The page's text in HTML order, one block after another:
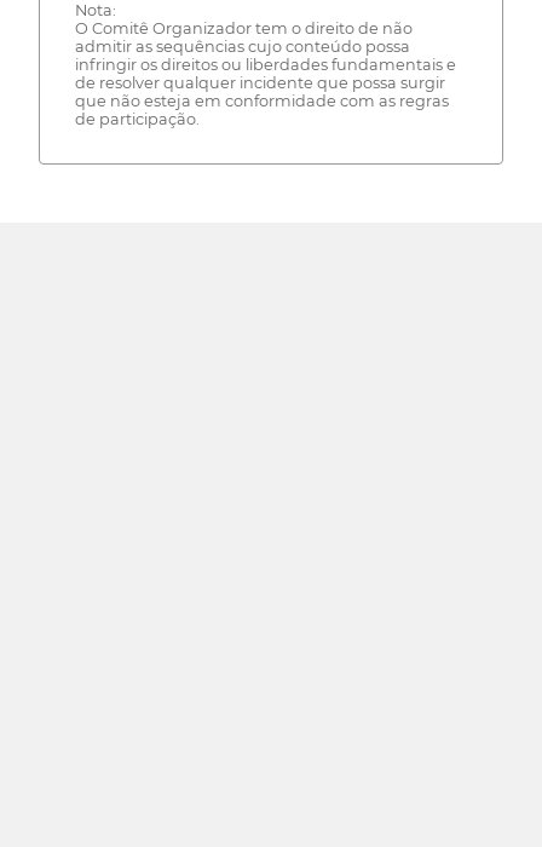
Nota:
O Comitê Organizador tem o direito de não
admitir as sequências cujo conteúdo possa
infringir os direitos ou liberdades fundamentais e
de resolver qualquer incidente que possa surgir
que não esteja em conformidade com as regras
de participação.